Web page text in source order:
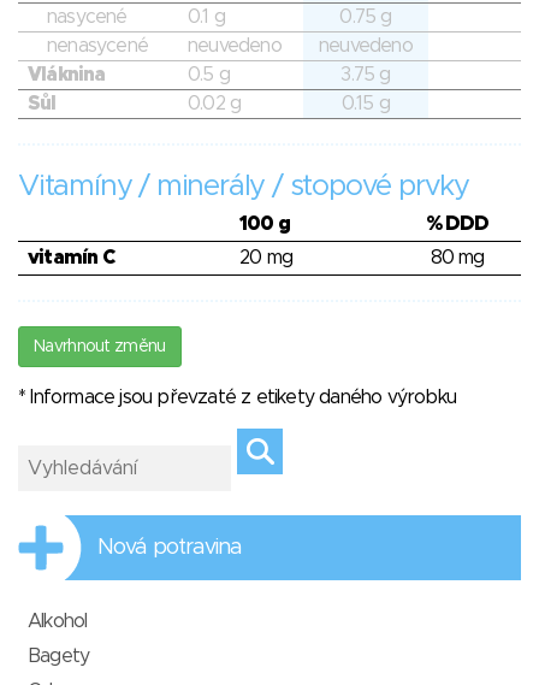
nasycené
0.1 g
0.75 g
nenasycené
neuvedeno
neuvedeno
Vláknina
0.5 g
3.75 g
Sůl
0.02 g 0.15 g
Vitamíny / minerály / stopové prvky
100 g
% DDD
vitamín C
20 mg 80 mg
Navrhnout změnu
* Informace jsou převzaté z etikety daného výrobku
Nová potravina
Alkohol
Bagety